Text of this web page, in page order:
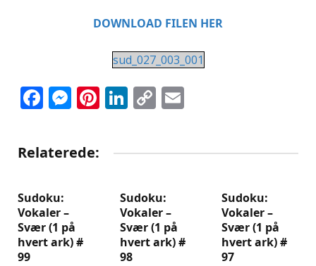
DOWNLOAD FILEN HER
sud_027_003_001
Facebook
Messenger
Pinterest
LinkedIn
Copy
Relaterede:
Sudoku:
Vokaler –
Svær (1 på
hvert ark) #
99
Sudoku:
Vokaler –
Svær (1 på
hvert ark) #
98
Sudoku:
Vokaler –
Svær (1 på
hvert ark) #
97